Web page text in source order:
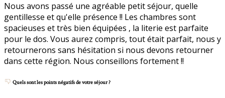
Nous avons passé une agréable petit séjour, quelle
gentillesse et qu'elle présence !! Les chambres sont
spacieuses et très bien équipées , la literie est parfaite
pour le dos. Vous aurez compris, tout était parfait, nous y
retournerons sans hésitation si nous devons retourner
dans cette région. Nous conseillons fortement !!
Quels sont les points négatifs de votre séjour ?